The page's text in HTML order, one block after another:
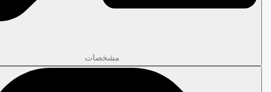
مشخصات